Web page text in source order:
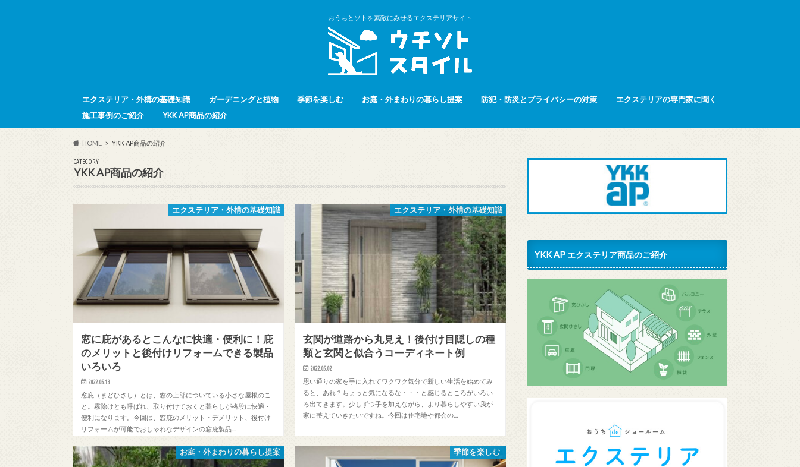
おうちとソトを素敵にみせるエクステリアサイト
エクステリア・外構の基礎知識 ガーデニングと植物 季節を楽しむ お庭・外まわりの暮らし提案 防犯・防災とプライバシーの対策
エクステリアの専門家に聞く
施工事例のご紹介
YKK AP商品の紹介
HOME YKK AP商品の紹介
CATEGORY
YKK AP商品の紹介
エクステリア・外構の基礎知識
窓に庇があるとこんなに快適・便利に！庇
のメリットと後付けリフォームできる製品
いろいろ
2022.05.13
窓庇（まどひさし）とは、窓の上部についている小さな屋根のこ
と。霧除けとも呼ばれ、取り付けておくと暮らしが格段に快適・
便利になります。今回は、窓庇のメリット・デメリット、後付け
リフォームが可能でおしゃれなデザインの窓庇製品…
エクステリア・外構の基礎知識
玄関が道路から丸見え！後付け目隠しの種
類と玄関と似合うコーディネート例
2022.05.02
思い通りの家を手に入れてワクワク気分で新しい生活を始めてみ
ると、あれ？ちょっと気になるな・・・と感じるところがいろい
ろ出てきます。少しずつ手を加えながら、より暮らしやすい我が
家に整えていきたいですね。今回は住宅地や都会の…
お庭・外まわりの暮らし提案 季節を楽しむ
YKK AP エクステリア商品のご紹介